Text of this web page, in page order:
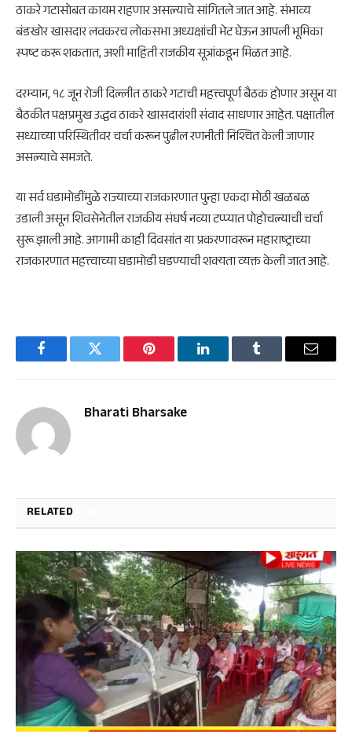
ठाकरे गटासोबत कायम राहणार असल्याचे सांगितले जात आहे. संभाव्य
बंडखोर खासदार लवकरच लोकसभा अध्यक्षांची भेट घेऊन आपली भूमिका
स्पष्ट करू शकतात, अशी माहिती राजकीय सूत्रांकडून मिळत आहे.
दरम्यान, १८ जून रोजी दिल्लीत ठाकरे गटाची महत्त्वपूर्ण बैठक होणार असून या
बैठकीत पक्षप्रमुख उद्धव ठाकरे खासदारांशी संवाद साधणार आहेत. पक्षातील
सध्याच्या परिस्थितीवर चर्चा करून पुढील रणनीती निश्चित केली जाणार
असल्याचे समजते.
या सर्व घडामोडींमुळे राज्याच्या राजकारणात पुन्हा एकदा मोठी खळबळ
उडाली असून शिवसेनेतील राजकीय संघर्ष नव्या टप्प्यात पोहोचल्याची चर्चा
सुरू झाली आहे. आगामी काही दिवसांत या प्रकरणावरून महाराष्ट्राच्या
राजकारणात महत्त्वाच्या घडामोडी घडण्याची शक्यता व्यक्त केली जात आहे.
FacebookTwitter Pinterest LinkedInTumblr Email
Bharati Bharsake
RELATED